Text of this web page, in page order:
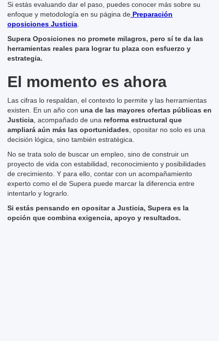
Si estás evaluando dar el paso, puedes conocer más sobre su
enfoque y metodología en su página de Preparación
oposiciones Justicia.
Supera Oposiciones no promete milagros, pero sí te da las
herramientas reales para lograr tu plaza con esfuerzo y
estrategia.
El momento es ahora
Las cifras lo respaldan, el contexto lo permite y las herramientas
existen. En un año con una de las mayores ofertas públicas en
Justicia, acompañado de una reforma estructural que
ampliará aún más las oportunidades, opositar no solo es una
decisión lógica, sino también estratégica.
No se trata solo de buscar un empleo, sino de construir un
proyecto de vida con estabilidad, reconocimiento y posibilidades
de crecimiento. Y para ello, contar con un acompañamiento
experto como el de Supera puede marcar la diferencia entre
intentarlo y lograrlo.
Si estás pensando en opositar a Justicia, Supera es la
opción que combina exigencia, apoyo y resultados.